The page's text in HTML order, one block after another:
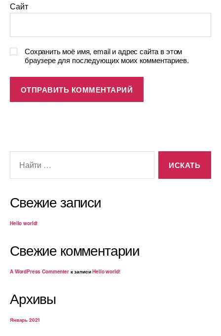
Сайт
Сохранить моё имя, email и адрес сайта в этом
браузере для последующих моих комментариев.
Свежие записи
Hello world!
Свежие комментарии
A WordPress Commenterк записиHello world!
Архивы
Январь 2021